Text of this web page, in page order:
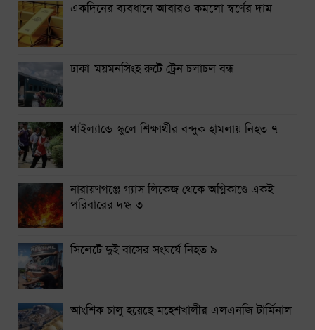
একদিনের ব্যবধানে আবারও কমলো স্বর্ণের দাম
ঢাকা-ময়মনসিংহ রুটে ট্রেন চলাচল বন্ধ
থাইল্যান্ডে স্কুলে শিক্ষার্থীর বন্দুক হামলায় নিহত ৭
নারায়ণগঞ্জে গ্যাস লিকেজ থেকে অগ্নিকাণ্ডে একই
পরিবারের দগ্ধ ৩
সিলেটে দুই বাসের সংঘর্ষে নিহত ৯
আংশিক চালু হয়েছে মহেশখালীর এলএনজি টার্মিনাল